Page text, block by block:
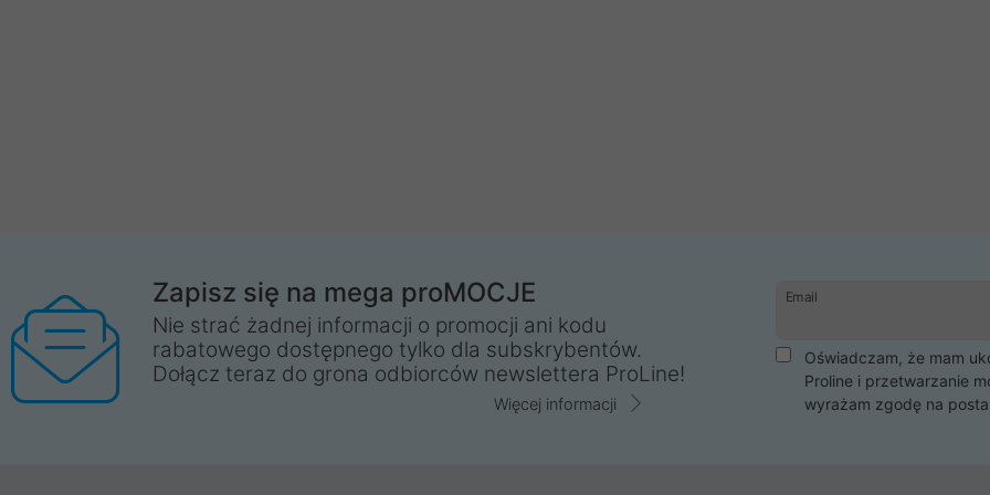
Zapisz się na mega proMOCJE
Nie strać żadnej informacji o promocji ani kodu
rabatowego dostępnego tylko dla subskrybentów.
Dołącz teraz do grona odbiorców newslettera ProLine!
Więcej informacji
Email
Oświadczam, że mam
Proline i przetwarzanie
wyrażam zgodę na